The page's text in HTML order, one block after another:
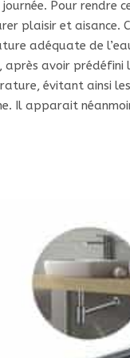
Pour rendre
plaisir et aisance.
adéquate de
après avoir
évitant ainsi
Il apparait